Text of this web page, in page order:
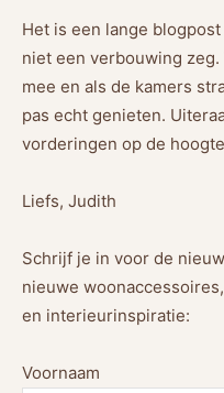
Het is een lange
niet een verbouwing
mee en als de kamers
pas echt genieten.
vorderingen op de
Liefs, Judith
Schrijf je in voor de
nieuwe
en interieurinspiratie:
Voornaam